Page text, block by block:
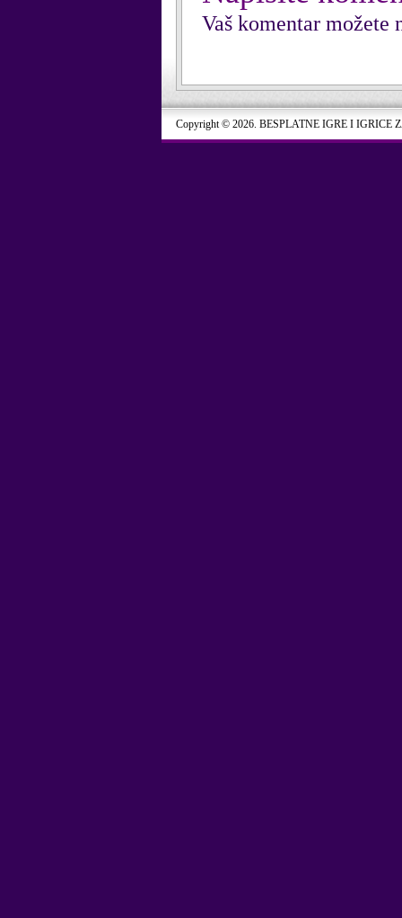
Vaš komentar možete
Copyright © 2026. BESPLATNE IGRE I IGRICE